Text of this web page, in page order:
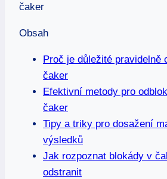
Obsah
Proč je důležité pravidelně
čaker
Efektivní metody pro
čaker
Tipy a triky pro dosažení
výsledků
Jak rozpoznat blokády v
odstranit